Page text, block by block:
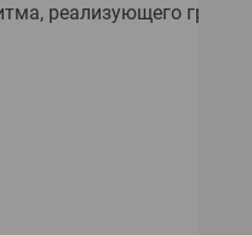
реализующего граф